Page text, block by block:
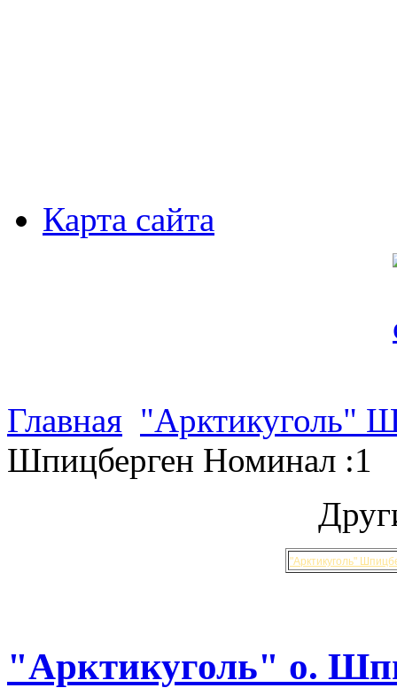
Карта сайта
Главная "Арктикуголь"
Шпицберген Номинал :1
"Арктикуголь"
"Арктикуголь" о.